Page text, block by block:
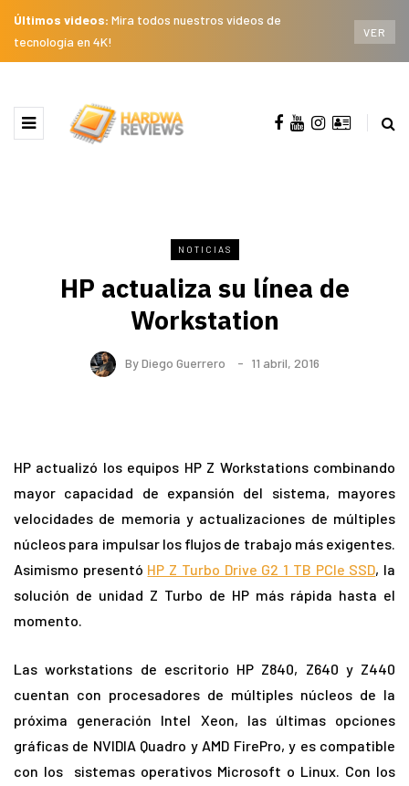
Últimos videos: Mira todos nuestros videos de
tecnología en 4K!
VER
NOTICIAS
HP actualiza su línea de
Workstation
ByDiego Guerrero 11 abril, 2016
HP actualizó los equipos HP Z Workstations combinando
mayor capacidad de expansión del sistema, mayores
velocidades de memoria y actualizaciones de múltiples
núcleos para impulsar los flujos de trabajo más exigentes.
Asimismo presentó HP Z Turbo Drive G2 1 TB PCIe SSD, la
solución de unidad Z Turbo de HP más rápida hasta el
momento.
Las workstations de escritorio HP Z840, Z640 y Z440
cuentan con procesadores de múltiples núcleos de la
próxima generación Intel Xeon, las últimas opciones
gráficas de NVIDIA Quadro y AMD FirePro, y es compatible
con los sistemas operativos Microsoft o Linux. Con los